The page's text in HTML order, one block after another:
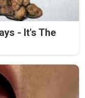
- It's The